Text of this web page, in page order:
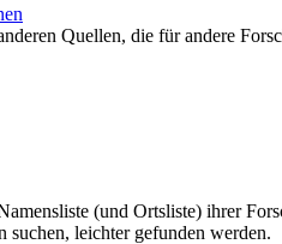
Quellen, die für andere
(und Ortsliste) ihrer
suchen, leichter gefunden werden.